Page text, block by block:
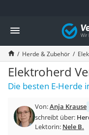
Die beliebtesten
Haushalt
Wassersprudler
Zentralstaubsauger
Brotbackautomat
Wischroboter
Wäschespinne
Spülmaschinentabs
Akku-Staubsauger
Vergleich
Herde & Zubehör
Elektroherd
Die besten E-Herde
Von:Anja Krause
schreibt über:
Lektorin: Nele B.